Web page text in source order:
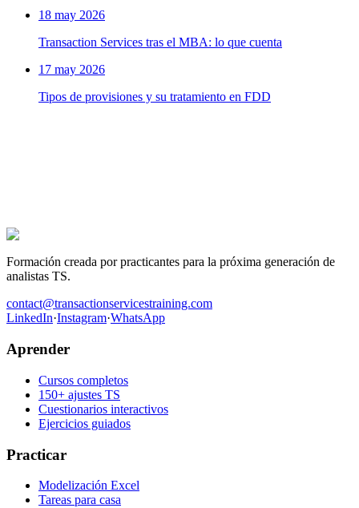
18 may 2026
Transaction Services tras el MBA: lo que cuenta
17 may 2026
Tipos de provisiones y su tratamiento en FDD
Conseguir el puesto en Transaction Services
Formación creada por practicantes para la próxima generación de
analistas TS.
contact@transactionservicestraining.com
LinkedIn·Instagram·WhatsApp
Aprender
Cursos completos
150+ ajustes TS
Cuestionarios interactivos
Ejercicios guiados
Practicar
Modelización Excel
Tareas para casa